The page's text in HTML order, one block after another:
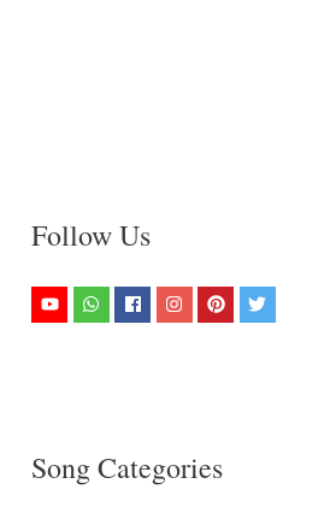
Follow Us
Song Categories